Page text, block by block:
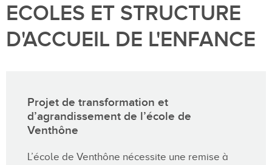
ECOLES ET STRUCTURE
D'ACCUEIL DE L'ENFANCE
Projet de transformation et
d’agrandissement de l’école de
Venthône
L’école de Venthône nécessite une remise à